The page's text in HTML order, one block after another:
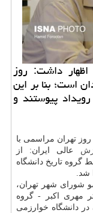
داشت: روز
است؛ بنا بر این
پیوستند و
تهران مراسمی با
عالی ایران: از
گروه تاریخ دانشگاه
شد.
شورای شهر تهران،
مهری اكبر - گروه
در دانشگاه خوارزمی